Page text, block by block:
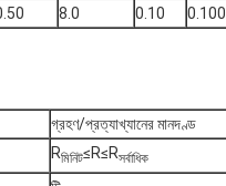
8.0 0.10 0.100
গ্রহণ/প্রত্যাখ্যানের মানদণ্ড
Rমিনিট≤R≤Rসর্বাধিক